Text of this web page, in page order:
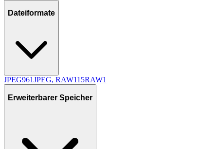
Dateiformate
JPEG961JPEG, RAW115RAW1
Erweiterbarer Speicher